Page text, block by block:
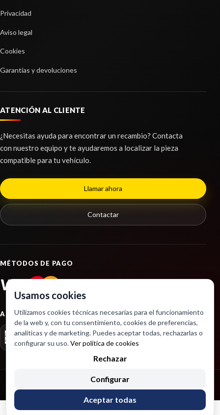
Privacidad
Aviso legal
Cookies
Garantías y devoluciones
ATENCIÓN AL CLIENTE
¿Necesitas ayuda para encontrar un recambio? Contacta
con nuestro equipo y te ayudaremos a localizar la pieza
compatible para tu vehículo.
Llamar ahora
Contactar
MÉTODOS DE PAGO
VISA PayPal
ASOCIACIONES
Copyright © 2026 Desarrollado por SeintoSoft
Usamos cookies
Utilizamos cookies técnicas necesarias para el funcionamiento
de la web y, con tu consentimiento, cookies de preferencias,
analíticas y de marketing. Puedes aceptar todas, rechazarlas o
configurar su uso.Ver política de cookies
Rechazar
Configurar
Aceptar todas